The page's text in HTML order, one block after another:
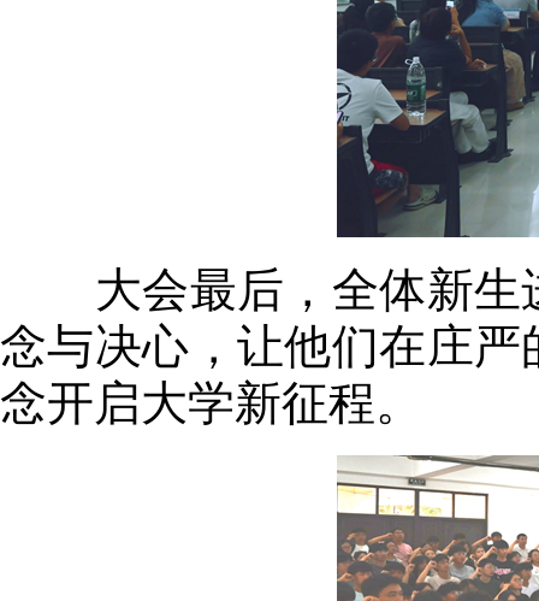
大会最后，全体新生
念与决心，让他们在庄
念开启大学新征程。​